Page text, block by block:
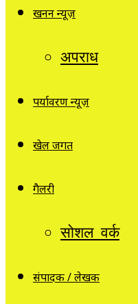
खनन न्यूज़
अपराध
पर्यावरण न्यूज़
खेल जगत
गैलरी
सोशल वर्क
संपादक / लेखक